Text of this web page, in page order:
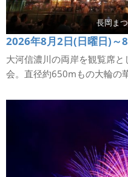
長岡ま
2026年8月2日(日曜日)～
大河信濃川の両岸を観覧席
会。直径約650mもの大輪の